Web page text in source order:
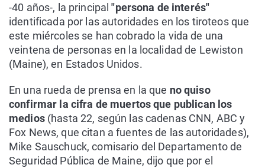
-40 años-, la principal"persona de interés"
identificada por las autoridades en los tiroteos que
este miércoles se han cobrado la vida de una
veintena de personas en la localidad de Lewiston
(Maine), en Estados Unidos.
En una rueda de prensa en la que no quiso
confirmar la cifra de muertos que publican los
medios(hasta 22, según las cadenas CNN, ABC y
Fox News, que citan a fuentes de las autoridades),
Mike Sauschuck, comisario del Departamento de
Seguridad Pública de Maine, dijo que por el